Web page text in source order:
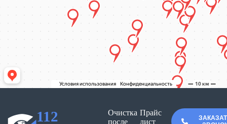
112
Очистка
после
Прайс
лист